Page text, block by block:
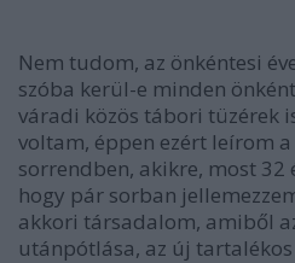
Nem tudom, az önkéntesi
szóba kerül-e minden
váradi közös tábori tüzérek
voltam, éppen ezért leírom
sorrendben, akikre, most 32
hogy pár sorban
akkori társadalom, amiből
utánpótlása, az új